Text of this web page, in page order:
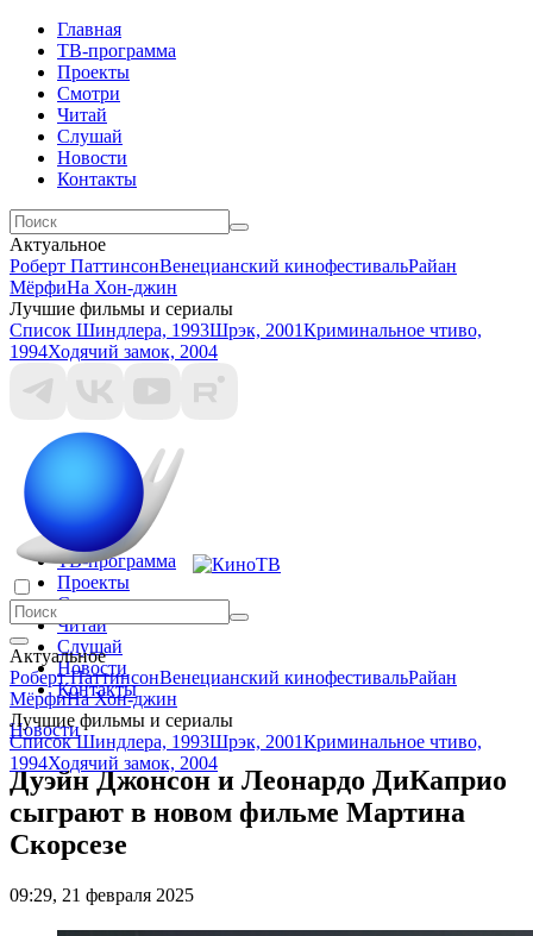
Главная
ТВ-программа
Проекты
Смотри
Читай
Слушай
Новости
Контакты
Актуальное
Роберт ПаттинсонВенецианский кинофестивальРайан
МёрфиНа Хон-джин
Лучшие фильмы и сериалы
Список Шиндлера, 1993Шрэк, 2001Криминальное чтиво,
1994Ходячий замок, 2004
Актуальное
Роберт ПаттинсонВенецианский кинофестивальРайан
МёрфиНа Хон-джин
Лучшие фильмы и сериалы
Список Шиндлера, 1993Шрэк, 2001Криминальное чтиво,
1994Ходячий замок, 2004
Главная
ТВ-программа
Проекты
Смотри
Читай
Слушай
Новости
Контакты
Новости
Дуэйн Джонсон и Леонардо ДиКаприо
сыграют в новом фильме Мартина
Скорсезе
09:29, 21 февраля 2025